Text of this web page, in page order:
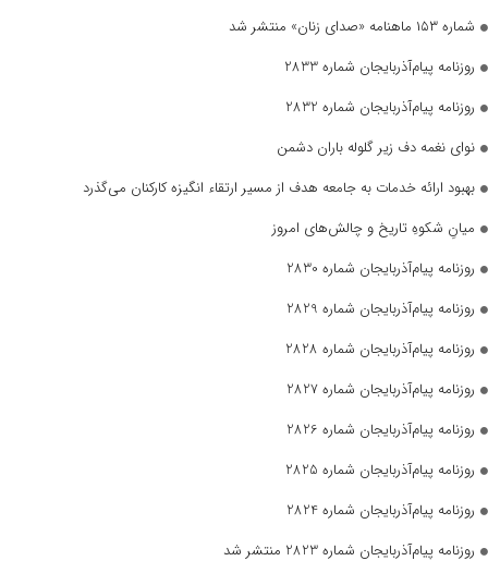
شماره ۱۵۳ ماهنامه «صدای زنان» منتشر شد
روزنامه پیام‌آذربایجان شماره 2833
روزنامه پیام‌آذربایجان شماره 2832
نوای نغمه دف زیر گلوله باران دشمن
بهبود ارائه خدمات به جامعه هدف از مسیر ارتقاء انگیزه کارکنان می‌گذرد
میانِ شکوهِ تاریخ و چالش‌های امروز
روزنامه پیام‌آذربایجان شماره 2830
روزنامه پیام‌آذربایجان شماره 2829
روزنامه پیام‌آذربایجان شماره 2828
روزنامه پیام‌آذربایجان شماره 2827
روزنامه پیام‌آذربایجان شماره 2826
روزنامه پیام‌آذربایجان شماره 2825
روزنامه پیام‌آذربایجان شماره 2824
روزنامه پیام‌آذربایجان شماره 2823 منتشر شد